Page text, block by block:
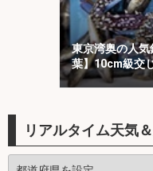
東京湾奥の人
葉】10cm級交
リアルタイム天気